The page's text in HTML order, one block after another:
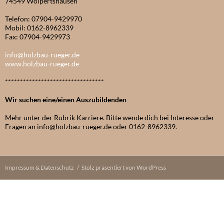
Telefon: 07904-9429970
Mobil: 0162-8962339
Fax: 07904-9429973
info@holzbau-rueger.de
www.holzbau-rueger.de
*********************************
Wir suchen eine/einen Auszubildenden
Mehr unter der Rubrik Karriere. Bitte wende dich bei Interesse oder
Fragen an info@holzbau-rueger.de oder 0162-8962339.
Impressum & Datenschutz Stolz präsentiert von WordPress